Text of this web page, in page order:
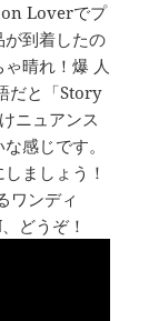
Loverでプ
到着したの
晴れ！爆 人
だと「Story
ニュアンス
感じです。
ましょう！
ワンディ
どうぞ！